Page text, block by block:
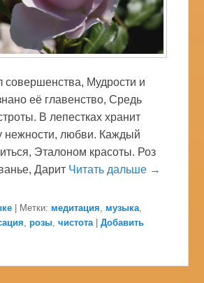
совершенства, Мудрости и
её главенство, Средь
В лепестках хранит
нежности, любви. Каждый
Эталоном красоты. Роз
Дарит Читать дальше →
Метки: медитация, музыка,
,розы,чистота |Добавить